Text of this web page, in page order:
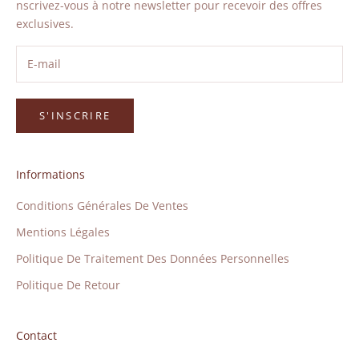
nscrivez-vous à notre newsletter pour recevoir des offres
exclusives.
S'INSCRIRE
Informations
Conditions Générales De Ventes
Mentions Légales
Politique De Traitement Des Données Personnelles
Politique De Retour
Contact